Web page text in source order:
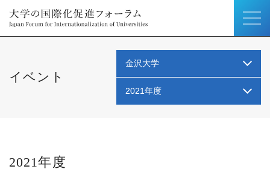
イベント
金沢大学
2021年度
2021